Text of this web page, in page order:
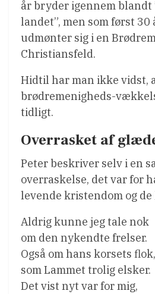
år bryder igennem blandt
landet”, men som først 30
udmønter sig i en
Christiansfeld.
Hidtil har man ikke vidst,
brødremenigheds-
tidligt.
Overrasket af
Peter beskriver selv i en
overraskelse, det var for
levende kristendom og
Aldrig kunne jeg tale nok
om den nykendte frelser.
Også om hans korsets flok,
som Lammet trolig elsker.
Det vist nyt var for mig,